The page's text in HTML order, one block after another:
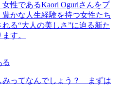
性であるKaori Oguriさんをプ
かな人生経験を持つ女性たち
る“大人の美しさ”に迫る新た
す。
る
みってなんでしょう？ まずは